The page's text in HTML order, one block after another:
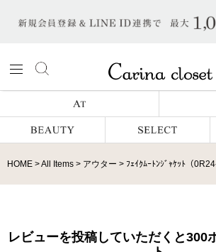
HOME All Items アウター ﾌｪｲｸﾑｰﾄﾝｼﾞｬｹｯﾄ（
レビューを投稿していただくと300